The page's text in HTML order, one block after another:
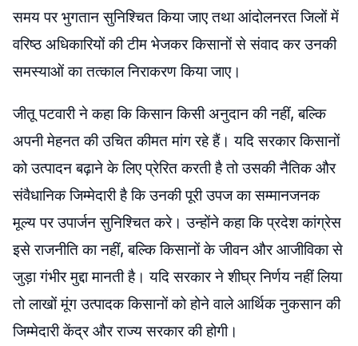
समय पर भुगतान सुनिश्चित किया जाए तथा आंदोलनरत जिलों में
वरिष्ठ अधिकारियों की टीम भेजकर किसानों से संवाद कर उनकी
समस्याओं का तत्काल निराकरण किया जाए।
जीतू पटवारी ने कहा कि किसान किसी अनुदान की नहीं, बल्कि
अपनी मेहनत की उचित कीमत मांग रहे हैं। यदि सरकार किसानों
को उत्पादन बढ़ाने के लिए प्रेरित करती है तो उसकी नैतिक और
संवैधानिक जिम्मेदारी है कि उनकी पूरी उपज का सम्मानजनक
मूल्य पर उपार्जन सुनिश्चित करे। उन्होंने कहा कि प्रदेश कांग्रेस
इसे राजनीति का नहीं, बल्कि किसानों के जीवन और आजीविका से
जुड़ा गंभीर मुद्दा मानती है। यदि सरकार ने शीघ्र निर्णय नहीं लिया
तो लाखों मूंग उत्पादक किसानों को होने वाले आर्थिक नुकसान की
जिम्मेदारी केंद्र और राज्य सरकार की होगी।